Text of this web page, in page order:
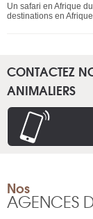
Un safari en Afrique
destinations en
CONTACTEZ
ANIMALIERS
Nos
AGENCES